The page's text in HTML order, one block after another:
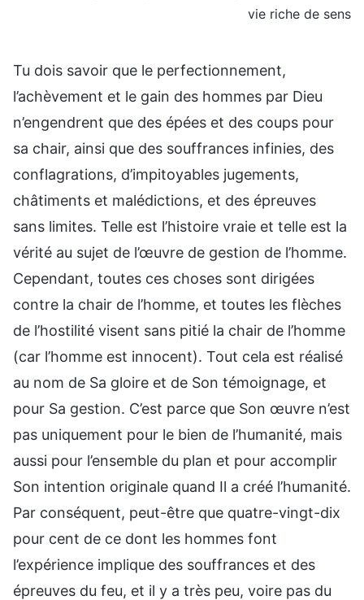
vie riche de sens
Tu dois savoir que le perfectionnement,
l’achèvement et le gain des hommes par Dieu
n’engendrent que des épées et des coups pour
sa chair, ainsi que des souffrances infinies, des
conflagrations, d’impitoyables jugements,
châtiments et malédictions, et des épreuves
sans limites. Telle est l’histoire vraie et telle est la
vérité au sujet de l’œuvre de gestion de l’homme.
Cependant, toutes ces choses sont dirigées
contre la chair de l’homme, et toutes les flèches
de l’hostilité visent sans pitié la chair de l’homme
(car l’homme est innocent). Tout cela est réalisé
au nom de Sa gloire et de Son témoignage, et
pour Sa gestion. C’est parce que Son œuvre n’est
pas uniquement pour le bien de l’humanité, mais
aussi pour l’ensemble du plan et pour accomplir
Son intention originale quand Il a créé l’humanité.
Par conséquent, peut-être que quatre-vingt-dix
pour cent de ce dont les hommes font
l’expérience implique des souffrances et des
épreuves du feu, et il y a très peu, voire pas du